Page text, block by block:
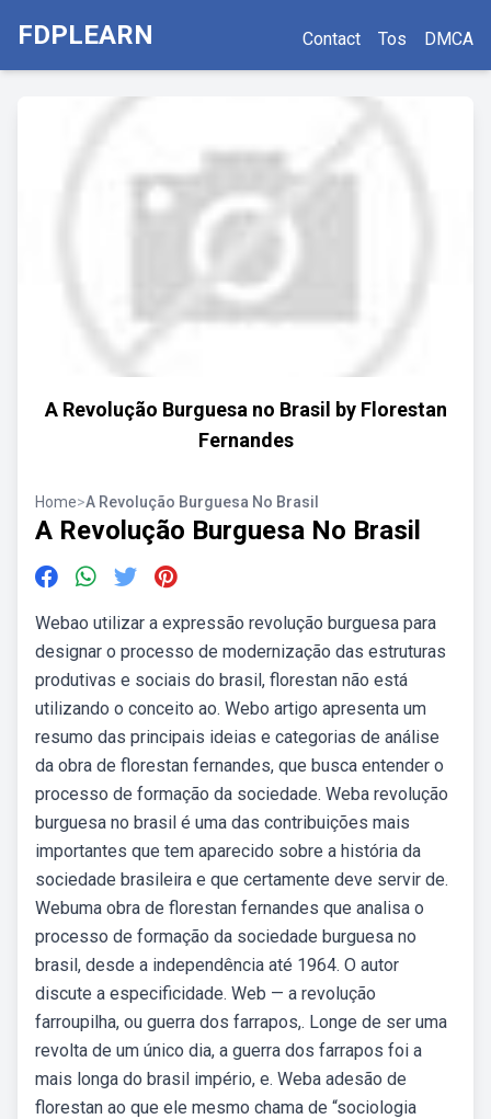
FDPLEARN Contact Tos DMCA
A Revolução Burguesa no Brasil by Florestan
Fernandes
Home>A Revolução Burguesa No Brasil
A Revolução Burguesa No Brasil
Webao utilizar a expressão revolução burguesa para
designar o processo de modernização das estruturas
produtivas e sociais do brasil, florestan não está
utilizando o conceito ao. Webo artigo apresenta um
resumo das principais ideias e categorias de análise
da obra de florestan fernandes, que busca entender o
processo de formação da sociedade. Weba revolução
burguesa no brasil é uma das contribuições mais
importantes que tem aparecido sobre a história da
sociedade brasileira e que certamente deve servir de.
Webuma obra de florestan fernandes que analisa o
processo de formação da sociedade burguesa no
brasil, desde a independência até 1964. O autor
discute a especificidade. Web — a revolução
farroupilha, ou guerra dos farrapos,. Longe de ser uma
revolta de um único dia, a guerra dos farrapos foi a
mais longa do brasil império, e. Weba adesão de
florestan ao que ele mesmo chama de “sociologia